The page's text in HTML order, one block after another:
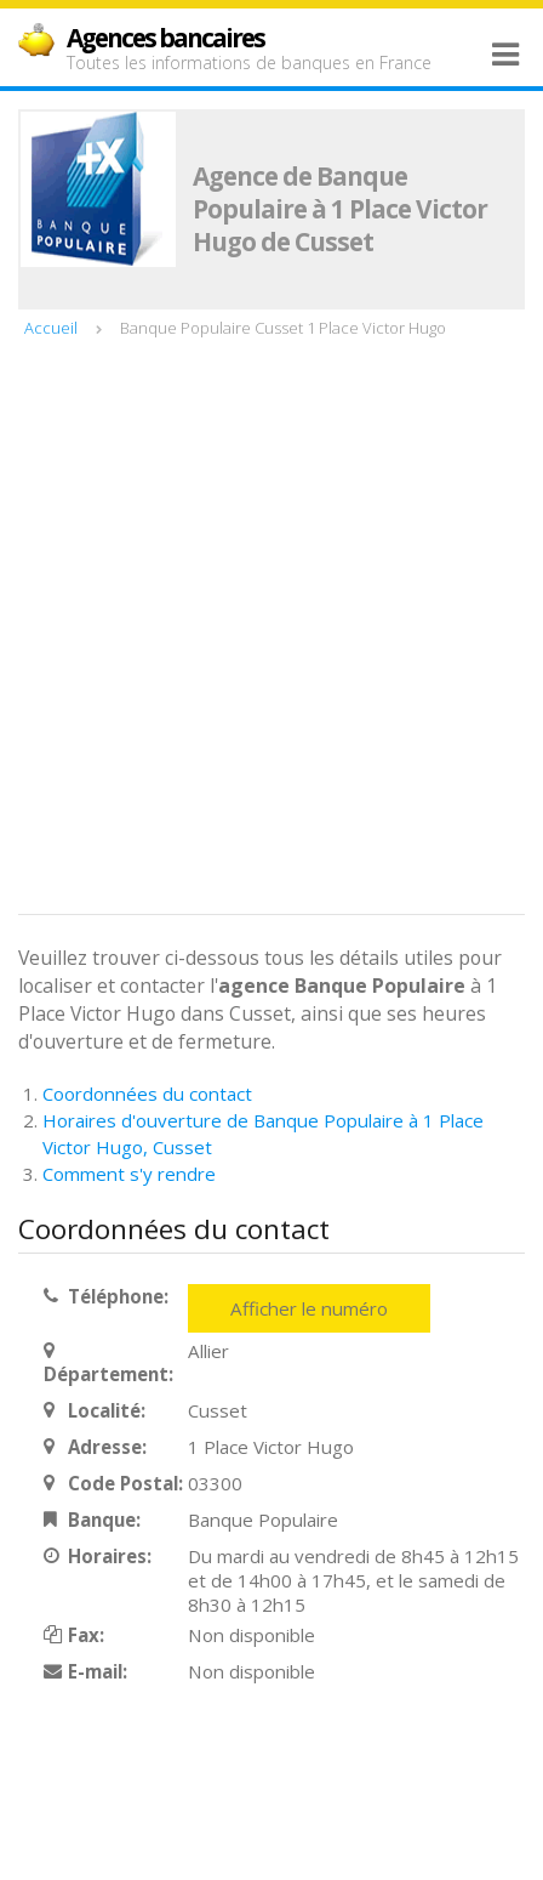
Agences bancaires
Toutes les informations de banques en France
Agence de Banque
Populaire à 1 Place Victor
Hugo de Cusset
Accueil Banque Populaire Cusset 1 Place Victor Hugo
Veuillez trouver ci-dessous tous les détails utiles pour
localiser et contacter l'agence Banque Populaire à 1
Place Victor Hugo dans Cusset, ainsi que ses heures
d'ouverture et de fermeture.
Coordonnées du contact
Horaires d'ouverture de Banque Populaire à 1 Place
Victor Hugo, Cusset
Comment s'y rendre
Coordonnées du contact
Téléphone: Afficher le numéro
Département:
Allier
Localité:
Cusset
Adresse:
1 Place Victor Hugo
Code Postal: 03300
Banque:
Banque Populaire
Horaires:
Du mardi au vendredi de 8h45 à 12h15
et de 14h00 à 17h45, et le samedi de
8h30 à 12h15
Fax:
Non disponible
E-mail:
Non disponible